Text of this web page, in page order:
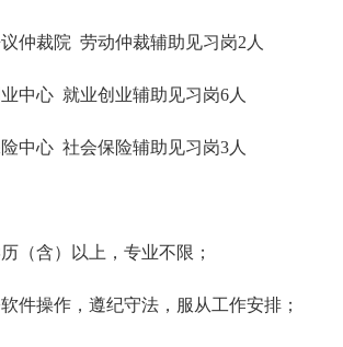
仲裁院 劳动仲裁辅助见习岗2人
业中心 就业创业辅助见习岗6人
险中心 社会保险辅助见习岗3人
（含）以上，专业不限；
件操作，遵纪守法，服从工作安排；